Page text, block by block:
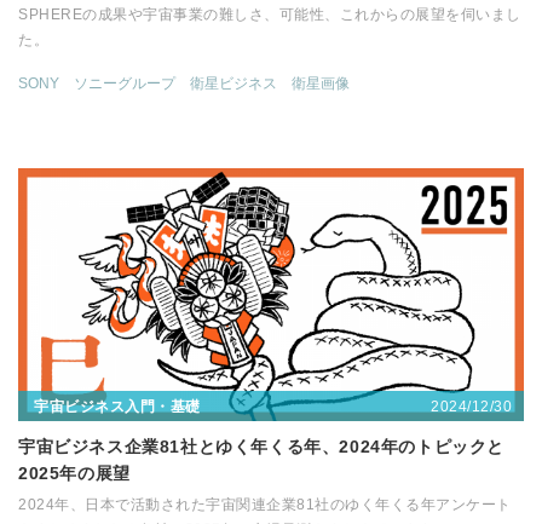
SPHEREの成果や宇宙事業の難しさ、可能性、これからの展望を伺いまし
た。
SONY ソニーグループ 衛星ビジネス 衛星画像
宇宙ビジネス入門・基礎 2024/12/30
宇宙ビジネス企業81社とゆく年くる年、2024年のトピックと
2025年の展望
2024年、日本で活動された宇宙関連企業81社のゆく年くる年アンケート